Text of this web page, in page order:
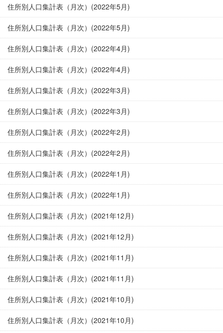
住所別人口集計表（月次）(2022年5月)
住所別人口集計表（月次）(2022年5月)
住所別人口集計表（月次）(2022年4月)
住所別人口集計表（月次）(2022年4月)
住所別人口集計表（月次）(2022年3月)
住所別人口集計表（月次）(2022年3月)
住所別人口集計表（月次）(2022年2月)
住所別人口集計表（月次）(2022年2月)
住所別人口集計表（月次）(2022年1月)
住所別人口集計表（月次）(2022年1月)
住所別人口集計表（月次）(2021年12月)
住所別人口集計表（月次）(2021年12月)
住所別人口集計表（月次）(2021年11月)
住所別人口集計表（月次）(2021年11月)
住所別人口集計表（月次）(2021年10月)
住所別人口集計表（月次）(2021年10月)